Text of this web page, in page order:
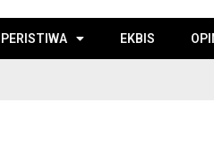
PERISTIWA EKBIS